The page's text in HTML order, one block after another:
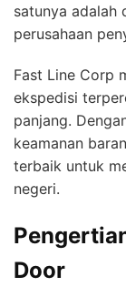
satunya adalah
perusahaan
Fast Line Corp
ekspedisi
panjang.
keamanan
terbaik untuk
negeri.
Door